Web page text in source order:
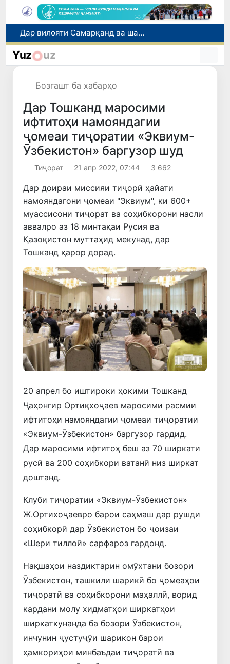
Эбола аз назорат берун мешавад: дар ҶД Конго шумораи беморон дар як ҳафта ду баробар афзуд, СУТ бонги хатар мезанад
Дар моҳи июл дар Ӯзбекистон нархи маҳсулоти озуқаворӣ коҳиш ёфт, аммо баъзе молу хидматрасониҳо гарон шуданд
Yuz uz
Бозгашт ба хабарҳо
Дар Тошканд маросими
ифтитоҳи намояндагии
ҷомеаи тиҷоратии «Эквиум-
Ӯзбекистон» баргузор шуд
Тиҷорат 21 апр 2022, 07:44 3 662
Дар доираи миссияи тиҷорӣ ҳайати
намояндагони ҷомеаи "Эквиум", ки 600+
муассисони тиҷорат ва соҳибкорони насли
аввалро аз 18 минтақаи Русия ва
Қазоқистон муттаҳид мекунад, дар
Тошканд қарор дорад.
20 апрел бо иштироки ҳокими Тошканд
Ҷаҳонгир Ортиқхоҷаев маросими расмии
ифтитоҳи намояндагии ҷомеаи тиҷоратии
«Эквиум-Ӯзбекистон» баргузор гардид.
Дар маросими ифтитоҳ беш аз 70 ширкати
русӣ ва 200 соҳибкори ватанӣ низ ширкат
доштанд.
Клуби тиҷоратии «Эквиум-Ӯзбекистон»
Ж.Ортихоҷаевро барои саҳмаш дар рушди
соҳибкорӣ дар Ӯзбекистон бо ҷоизаи
«Шери тиллоӣ» сарфароз гардонд.
Нақшаҳои наздиктарин омӯхтани бозори
Ӯзбекистон, ташкили шарикӣ бо ҷомеаҳои
тиҷоратӣ ва соҳибкорони маҳаллӣ, ворид
кардани молу хидматҳои ширкатҳои
ширкаткунанда ба бозори Ӯзбекистон,
инчунин ҷустуҷӯи шарикон барои
ҳамкориҳои минбаъдаи тиҷоратӣ ва